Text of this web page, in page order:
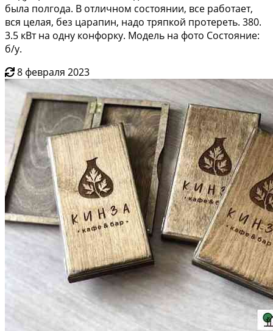
была полгода. В отличном состоянии, все работает,
вся целая, без царапин, надо тряпкой протереть. 380.
3.5 кВт на одну конфорку. Модель на фото Состояние:
б/у.
8 февраля 2023